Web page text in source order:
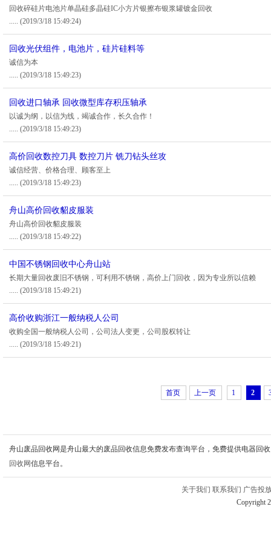
回收碎硅片电池片单晶硅多晶硅IC小方片银擦布银浆罐镀金回收
..... (2019/3/18 15:49:24)
回收光伏组件，电池片，硅片硅料等
诚信为本
..... (2019/3/18 15:49:23)
回收进口轴承 回收微型库存积压轴承
以诚为纲，以信为线，竭诚合作，长久合作！
..... (2019/3/18 15:49:23)
高价回收数控刀具 数控刀片 铣刀钻头丝攻
诚信经营、价格合理、顾客至上
..... (2019/3/18 15:49:23)
舟山高价回收貂皮服装
舟山高价回收貂皮服装
..... (2019/3/18 15:49:22)
中国不锈钢回收中心舟山站
长期大量回收废旧不锈钢，可利用不锈钢，高价上门回收，因为专业所以信赖
..... (2019/3/18 15:49:21)
高价收购浙江一般纳税人公司
收购全国一般纳税人公司，公司法人变更，公司股权转让
..... (2019/3/18 15:49:21)
首页 上一页 1 2
舟山废品回收网是舟山最大的废品回收信息免费发布查询平台，免费提供电器回
回收网信息平台。
关于我们 联系我们 广告投
Copyright